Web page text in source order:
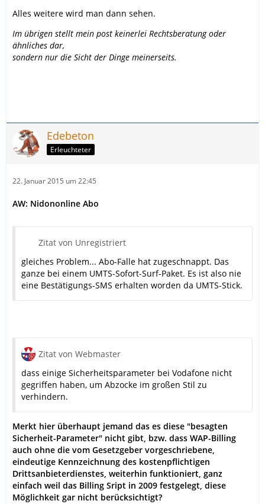
Alles weitere wird man dann sehen.
Im übrigen stellt mein post keinerlei Rechtsberatung oder
ähnliches dar,
sondern nur die Sicht der Dinge meinerseits.
Edebeton
Erleuchteter
22. Januar 2015 um 22:45
AW: Nidononline Abo
Zitat von Unregistriert
gleiches Problem... Abo-Falle hat zugeschnappt. Das
ganze bei einem UMTS-Sofort-Surf-Paket. Es ist also nie
eine Bestätigungs-SMS erhalten worden da UMTS-Stick.
Zitat von Webmaster
dass einige Sicherheitsparameter bei Vodafone nicht
gegriffen haben, um Abzocke im großen Stil zu
verhindern.
Merkt hier überhaupt jemand das es diese "besagten
Sicherheit-Parameter" nicht gibt, bzw. dass WAP-Billing
auch ohne die vom Gesetzgeber vorgeschriebene,
eindeutige Kennzeichnung des kostenpflichtigen
Drittsanbieterdienstes, weiterhin funktioniert, ganz
einfach weil das Billing Sript in 2009 festgelegt, diese
Möglichkeit gar nicht berücksichtigt?